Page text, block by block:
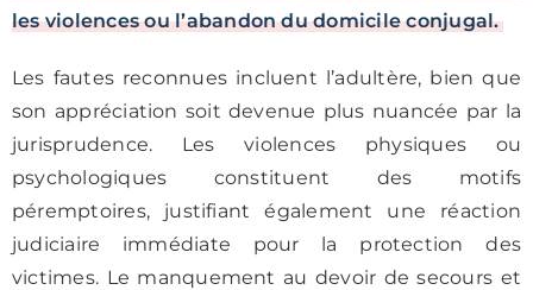
les violences ou l’abandon du domicile conjugal.
Les fautes reconnues incluent l’adultère, bien que
son appréciation soit devenue plus nuancée par la
jurisprudence. Les violences physiques ou
psychologiques constituent des motifs
péremptoires, justifiant également une réaction
judiciaire immédiate pour la protection des
victimes. Le manquement au devoir de secours et